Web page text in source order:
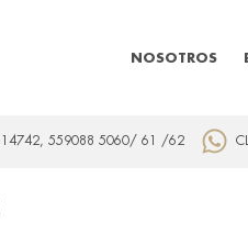
NOSOTROS
559088 5060/ 61 /62